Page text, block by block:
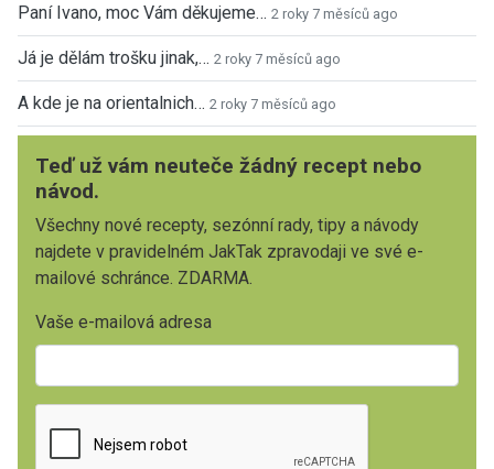
Paní Ivano, moc Vám děkujeme… 2 roky 7 měsíců ago
Já je dělám trošku jinak,… 2 roky 7 měsíců ago
A kde je na orientalnich… 2 roky 7 měsíců ago
Teď už vám neuteče žádný recept nebo
návod.
Všechny nové recepty, sezónní rady, tipy a návody
najdete v pravidelném JakTak zpravodaji ve své e-
mailové schránce. ZDARMA.
Vaše e-mailová adresa